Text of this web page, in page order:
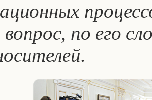
по его